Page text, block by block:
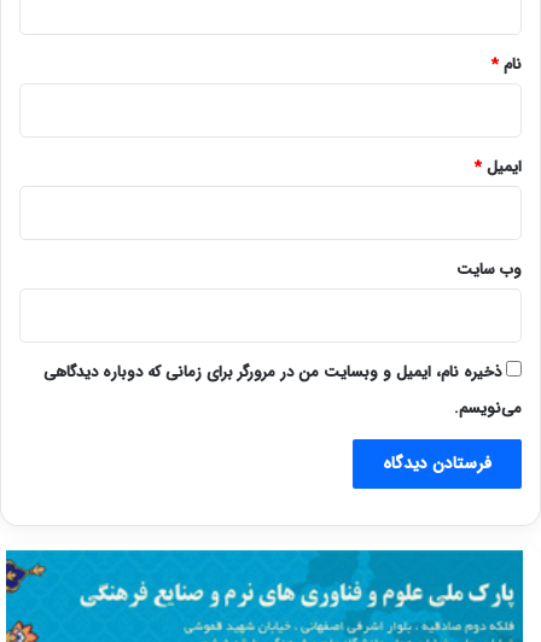
نام*
ایمیل*
وب‌ سایت
ذخیره نام، ایمیل و وبسایت من در مرورگر برای زمانی که دوباره دیدگاهی
می‌نویسم.